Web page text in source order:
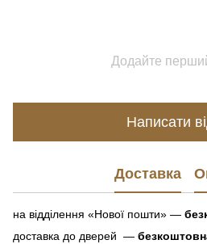
Додайте
Написати
Доставка
на відділення «Нової пошти» —
доставка до дверей —